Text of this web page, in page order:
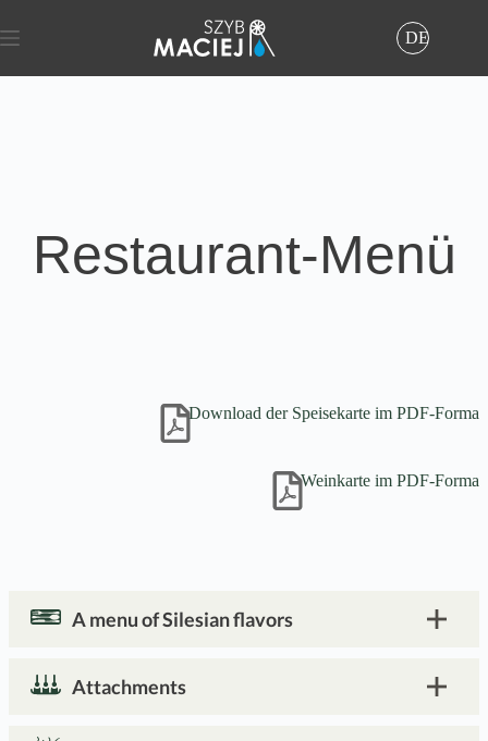
Inhalt
springen
DE
Restaurant-Menü
Download der Speisekarte im PDF-Forma
Weinkarte im PDF-Forma
A menu of Silesian flavors
Attachments